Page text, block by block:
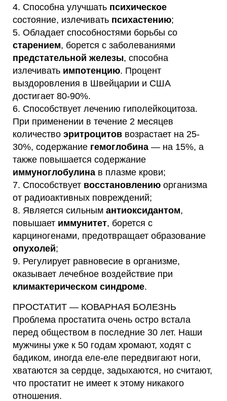
4. Способна улучшать психическое
состояние, излечивать психастению;
5. Обладает способностями борьбы со
старением, борется с заболеваниями
предстательной железы, способна
излечивать импотенцию. Процент
выздоровления в Швейцарии и США
достигает 80-90%.
6. Способствует лечению гиполейкоцитоза.
При применении в течение 2 месяцев
количество эритроцитов возрастает на 25-
30%, содержание гемоглобина — на 15%, а
также повышается содержание
иммуноглобулина в плазме крови;
7. Способствует восстановлению организма
от радиоактивных повреждений;
8. Является сильным антиоксидантом,
повышает иммунитет, борется с
карциногенами, предотвращает образование
опухолей;
9. Регулирует равновесие в организме,
оказывает лечебное воздействие при
климактерическом синдроме.
ПРОСТАТИТ — КОВАРНАЯ БОЛЕЗНЬ
Проблема простатита очень остро встала
перед обществом в последние 30 лет. Наши
мужчины уже к 50 годам хромают, ходят с
бадиком, иногда еле-еле передвигают ноги,
хватаются за сердце, задыхаются, но считают,
что простатит не имеет к этому никакого
отношения.